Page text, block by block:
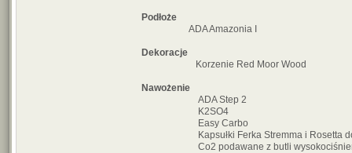
Podłoże
ADA Amazonia I
Dekoracje
Korzenie Red Moor Wood
Nawożenie
ADA Step 2
K2SO4
Easy Carbo
Kapsułki Ferka Stremma i Rosetta do
Co2 podawane z butli